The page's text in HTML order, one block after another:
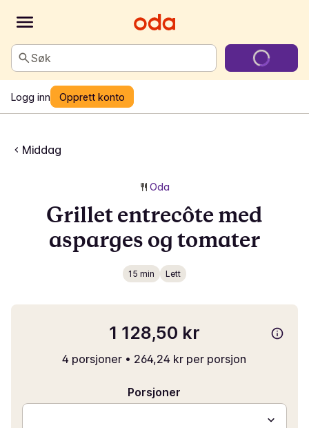
Søk
Logg inn Opprett konto
Middag
Oda
Grillet entrecôte med
asparges og tomater
15 min Lett
1 128,50 kr
4 porsjoner • 264,24 kr per porsjon
Porsjoner